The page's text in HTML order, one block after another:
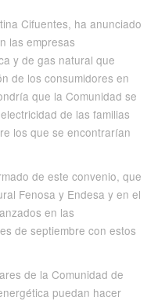
Cifuentes, ha anunciado
las empresas
y de gas natural que
de los consumidores en
que la Comunidad se
de las familias
los que se encontrarían
de este convenio, que
Fenosa y Endesa y en el
en las
de septiembre con estos
de la Comunidad de
puedan hacer